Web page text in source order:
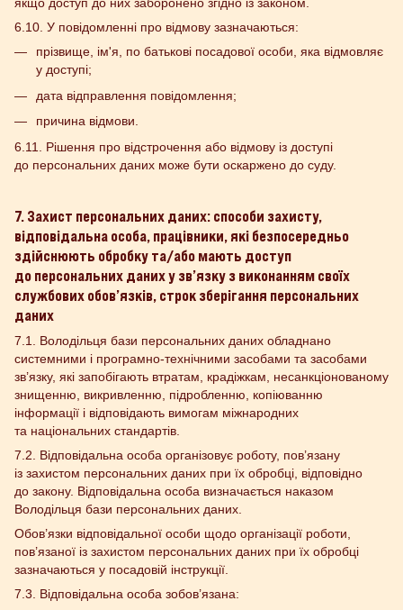
якщо доступ до них заборонено згідно із законом.
6.10. У повідомленні про відмову зазначаються:
прізвище, ім'я, по батькові посадової особи, яка відмовляє
у доступі;
дата відправлення повідомлення;
причина відмови.
6.11. Рішення про відстрочення або відмову із доступі
до персональних даних може бути оскаржено до суду.
7. Захист персональних даних: способи захисту,
відповідальна особа, працівники, які безпосередньо
здійснюють обробку та/або мають доступ
до персональних даних у зв’язку з виконанням своїх
службових обов’язків, строк зберігання персональних
даних
7.1. Володільця бази персональних даних обладнано
системними і програмно-технічними засобами та засобами
зв’язку, які запобігають втратам, крадіжкам, несанкціонованому
знищенню, викривленню, підробленню, копіюванню
інформації і відповідають вимогам міжнародних
та національних стандартів.
7.2. Відповідальна особа організовує роботу, пов’язану
із захистом персональних даних при їх обробці, відповідно
до закону. Відповідальна особа визначається наказом
Володільця бази персональних даних.
Обов’язки відповідальної особи щодо організації роботи,
пов’язаної із захистом персональних даних при їх обробці
зазначаються у посадовій інструкції.
7.3. Відповідальна особа зобов’язана: